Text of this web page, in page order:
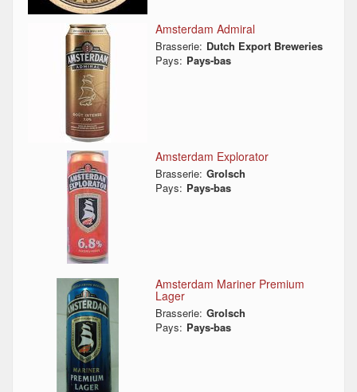
Amsterdam Admiral
Brasserie: Dutch Export Breweries
Pays: Pays-bas
Amsterdam Explorator
Brasserie: Grolsch
Pays: Pays-bas
Amsterdam Mariner Premium
Lager
Brasserie: Grolsch
Pays: Pays-bas